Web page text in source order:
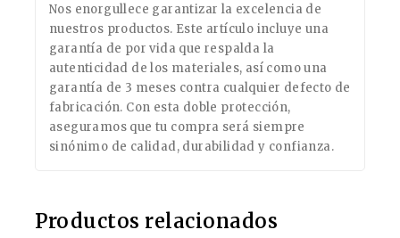
Nos enorgullece garantizar la excelencia de
nuestros productos. Este artículo incluye una
garantía de por vida que respalda la
autenticidad de los materiales, así como una
garantía de 3 meses contra cualquier defecto de
fabricación. Con esta doble protección,
aseguramos que tu compra será siempre
sinónimo de calidad, durabilidad y confianza.
Productos relacionados